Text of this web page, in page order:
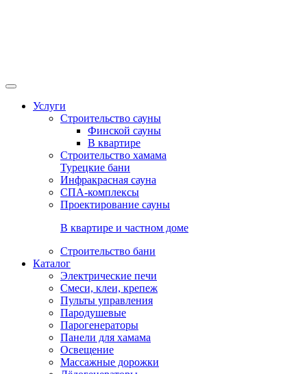
Услуги
Строительство сауны
Финской сауны
В квартире
Строительство хамама
Турецкие бани
Инфракрасная сауна
СПА-комплексы
Проектирование сауны
В квартире и частном доме
Строительство бани
Каталог
Электрические печи
Смеси, клеи, крепеж
Пульты управления
Пародушевые
Парогенераторы
Панели для хамама
Освещение
Массажные дорожки